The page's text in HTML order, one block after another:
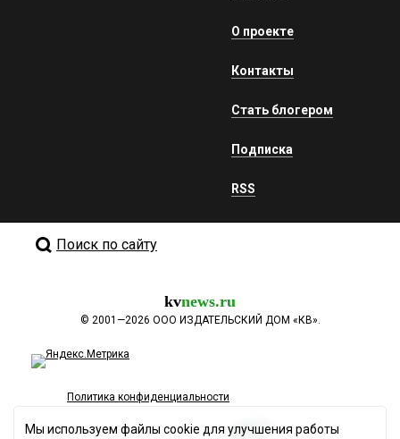
О проекте
Контакты
Стать блогером
Подписка
RSS
Поиск по сайту
kvnews.ru
© 2001—2026 ООО ИЗДАТЕЛЬСКИЙ ДОМ «КВ».
Политика конфиденциальности
Мы используем файлы cookie для улучшения работы